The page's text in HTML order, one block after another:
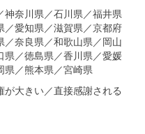
神奈川県／石川県／福井県
／愛知県／滋賀県／京都府
／奈良県／和歌山県／岡山
県／徳島県／香川県／愛媛
県／熊本県／宮崎県
が大きい／直接感謝される